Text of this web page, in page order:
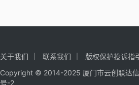
关于我们 联系我们
版权保护投诉指
Copyright © 2014-2025 厦门市云创联达
号-2